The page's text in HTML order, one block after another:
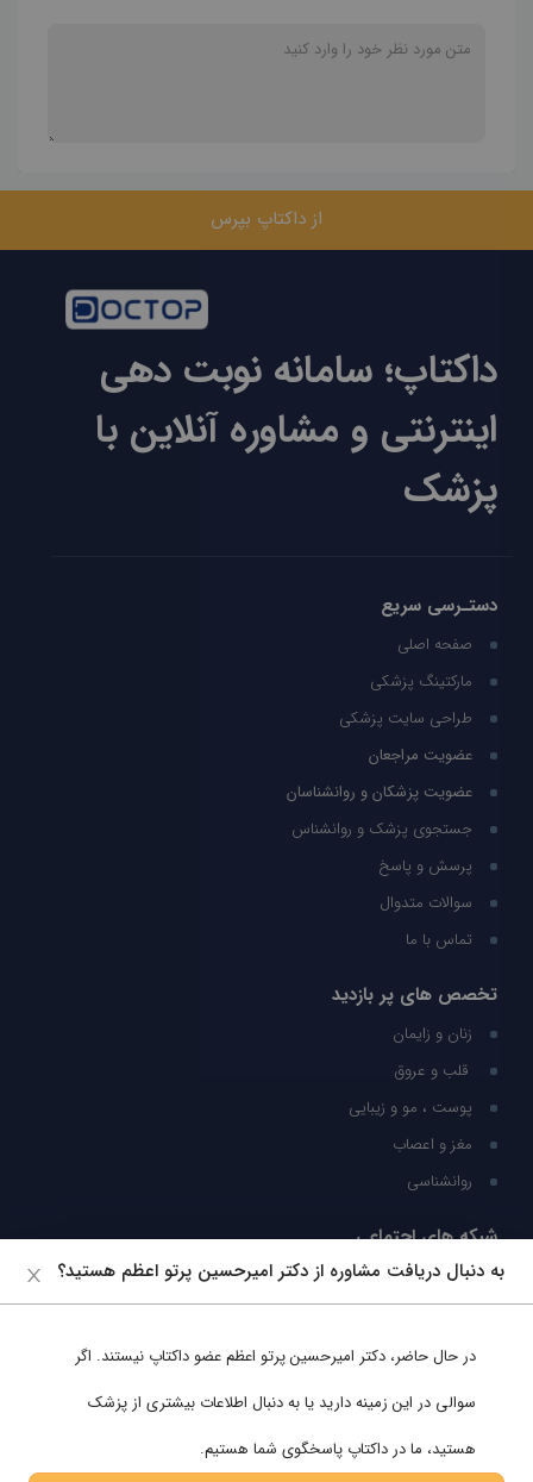
از داکتاپ بپرس
داکتاپ؛ سامانه نوبت دهی
اینترنتی و مشاوره آنلاین با
پزشک
دستـرسی سریع
صفحه اصلی
مارکتینگ پزشکی
طراحی سایت پزشکی
عضویت مراجعان
عضویت پزشکان و روانشناسان
جستجوی پزشک و روانشناس
پرسش و پاسخ
سوالات متدوال
تماس با ما
تخصص های پر بازدید
زنان و زایمان
قلب و عروق
پوست ، مو و زیبایی
مغز و اعصاب
روانشناسی
شبکه های اجتماعی
ما را در شبکه های اجتماعی دنبال کنید
به دنبال دریافت مشاوره از دکتر امیرحسین پرتو اعظم هستید؟
در حال حاضر، دکتر امیرحسین پرتو اعظمعضو داکتاپ نیستند. اگر
سوالی در این زمینه دارید یا به دنبال اطلاعات بیشتری از پزشک
هستید، ما در داکتاپ پاسخگوی شما هستیم.